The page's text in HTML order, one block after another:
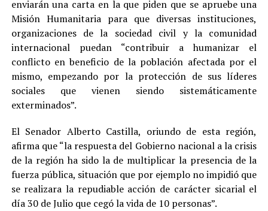
enviarán una carta en la que piden que se apruebe una
Misión Humanitaria para que diversas instituciones,
organizaciones de la sociedad civil y la comunidad
internacional puedan “contribuir a humanizar el
conflicto en beneficio de la población afectada por el
mismo, empezando por la protección de sus líderes
sociales que vienen siendo sistemáticamente
exterminados”.
El Senador Alberto Castilla, oriundo de esta región,
afirma que “la respuesta del Gobierno nacional a la crisis
de la región ha sido la de multiplicar la presencia de la
fuerza pública, situación que por ejemplo no impidió que
se realizara la repudiable acción de carácter sicarial el
día 30 de Julio que cegó la vida de 10 personas”.